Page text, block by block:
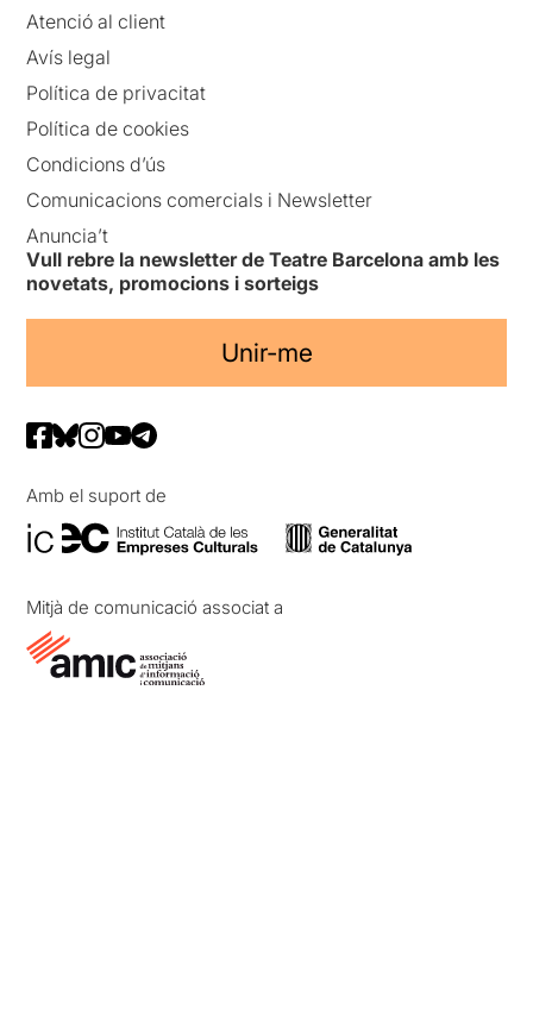
Atenció al client
Avís legal
Política de privacitat
Política de cookies
Condicions d’ús
Comunicacions comercials i Newsletter
Anuncia’t
Vull rebre la newsletter de Teatre Barcelona amb les
novetats, promocions i sorteigs
Unir-me
Amb el suport de
Mitjà de comunicació associat a